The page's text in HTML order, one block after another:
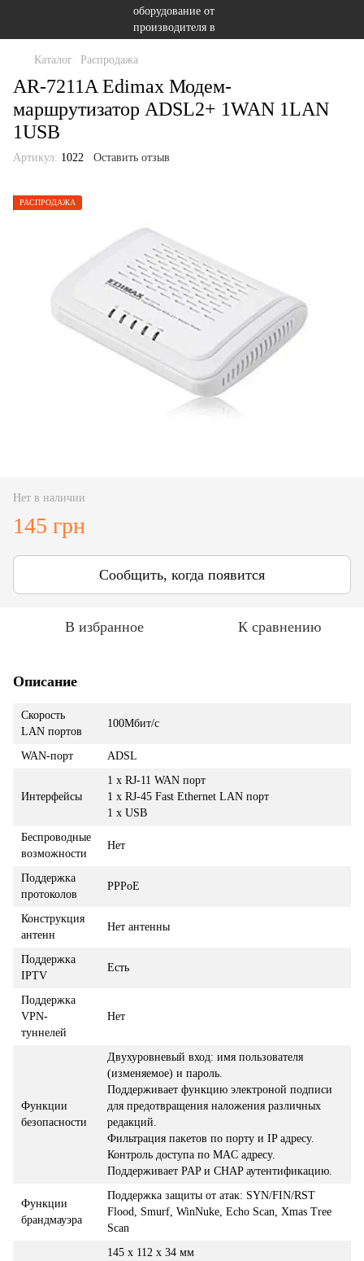
Каталог Распродажа
AR-7211A Edimax Модем-
маршрутизатор ADSL2+ 1WAN 1LAN
1USB
Артикул: 1022 Оставить отзыв
РАСПРОДАЖА
Нет в наличии
145 грн
Сообщить, когда появится
В избранное К сравнению
Описание
Скорость
LAN портов
100Мбит/с
WAN-порт ADSL
Интерфейсы
1 x RJ-11 WAN порт
1 x RJ-45 Fast Ethernet LAN порт
1 x USB
Беспроводные
возможности
Нет
Поддержка
протоколов
PPPoE
Конструкция
антенн
Нет антенны
Поддержка
IPTV
Есть
Поддержка
VPN-
туннелей
Нет
Функции
безопасности
Двухуровневый вход: имя пользователя
(изменяемое) и пароль.
Поддерживает функцию электроной подписи
для предотвращения наложения различных
редакций.
Фильтрация пакетов по порту и IP адресу.
Контроль доступа по MAC адресу.
Поддерживает PAP и CHAP аутентификацию.
Функции
брандмауэра
Поддержка защиты от атак: SYN/FIN/RST
Flood, Smurf, WinNuke, Echo Scan, Xmas Tree
Scan
145 x 112 x 34 мм